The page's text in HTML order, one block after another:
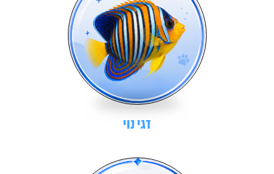
דגי נוי